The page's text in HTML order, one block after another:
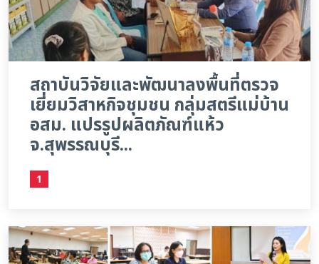
สถาบันวิจัยและพัฒนาลงพื้นที่ตรวจ
เยี่ยมวิสาหกิจชุมชน กลุ่มสตรีแม่บ้าน
อสม. แปรรูปผลิตภัณฑ์แห้ว
จ.สุพรรณบุรี...
1